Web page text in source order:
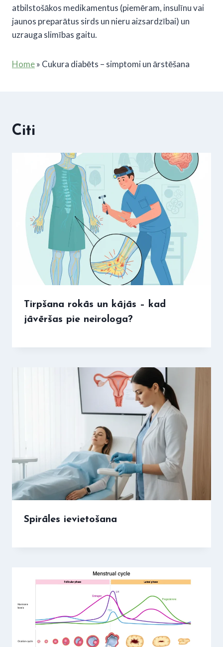
atbilstošākos medikamentus (piemēram, insulīnu vai
jaunos preparātus sirds un nieru aizsardzībai) un
uzrauga slimības gaitu.
Home» Cukura diabēts – simptomi un ārstēšana
Citi
Tirpšana rokās un kājās – kad
jāvēršas pie neirologa?
Spirāles ievietošana